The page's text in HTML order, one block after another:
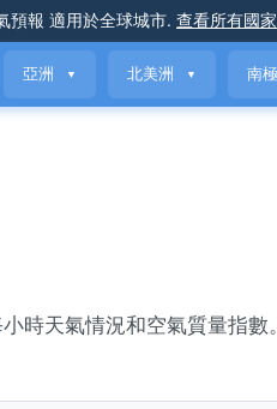
預報 適用於全球城市. 查看所有國家
亞洲 ▼ 北美洲 ▼ 南
時天氣情況和空氣質量指數